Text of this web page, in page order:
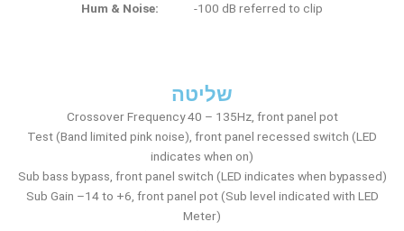
Hum & Noise: -100 dB referred to clip
שליטה
Crossover Frequency 40 – 135Hz, front panel pot
Test (Band limited pink noise), front panel recessed switch (LED
indicates when on)
Sub bass bypass, front panel switch (LED indicates when bypassed)
Sub Gain –14 to +6, front panel pot (Sub level indicated with LED
Meter)